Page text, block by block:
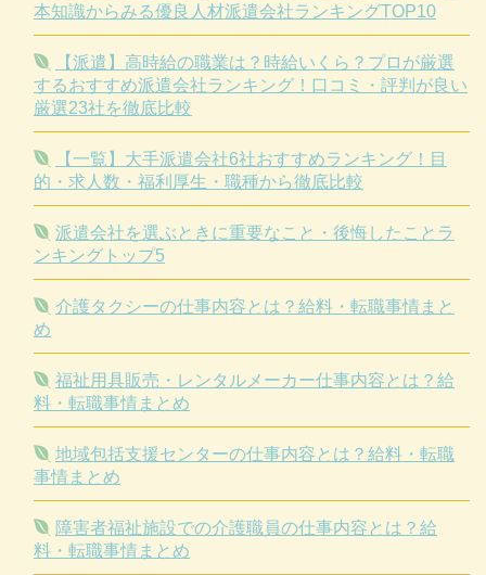
本知識からみる優良人材派遣会社ランキングTOP10
【派遣】高時給の職業は？時給いくら？プロが厳選
するおすすめ派遣会社ランキング！口コミ・評判が良い
厳選23社を徹底比較
【一覧】大手派遣会社6社おすすめランキング！目
的・求人数・福利厚生・職種から徹底比較
派遣会社を選ぶときに重要なこと・後悔したことラ
ンキングトップ5
介護タクシーの仕事内容とは？給料・転職事情まと
め
福祉用具販売・レンタルメーカー仕事内容とは？給
料・転職事情まとめ
地域包括支援センターの仕事内容とは？給料・転職
事情まとめ
障害者福祉施設での介護職員の仕事内容とは？給
料・転職事情まとめ